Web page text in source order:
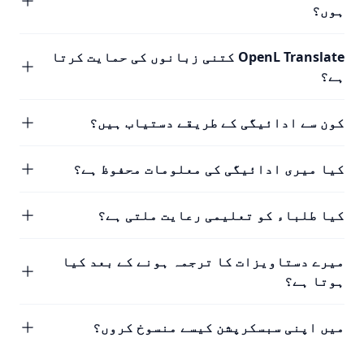
ہوں؟
OpenL Translate کتنی زبانوں کی حمایت کرتا
ہے؟
کون سے ادائیگی کے طریقے دستیاب ہیں؟
کیا میری ادائیگی کی معلومات محفوظ ہے؟
کیا طلباء کو تعلیمی رعایت ملتی ہے؟
میرے دستاویزات کا ترجمہ ہونے کے بعد کیا
ہوتا ہے؟
میں اپنی سبسکرپشن کیسے منسوخ کروں؟